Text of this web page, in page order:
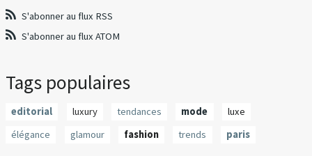
S'abonner au flux RSS
S'abonner au flux ATOM
Tags populaires
editorial luxury tendances mode
luxe
élégance
glamour fashion trends paris